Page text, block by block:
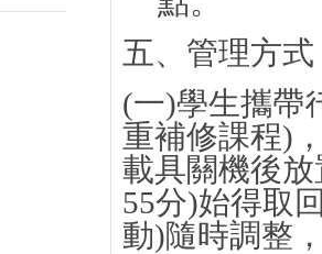
五、管理方式
(一)學生攜帶
重補修課程)
載具關機後
55分)始得取
動)隨時調整